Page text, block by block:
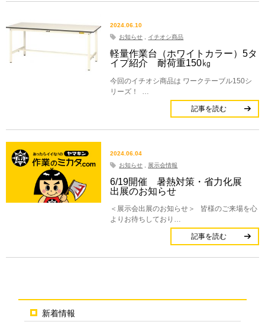
新着情報
2024.06.10
お知らせ , イチオシ商品
軽量作業台（ホワイトカラー）5タ
イプ紹介 耐荷重150㎏
今回のイチオシ商品は ワークテーブル150シ
リーズ！ …
記事を読む
2024.06.04
お知らせ
展示会情報
6/19開催 暑熱対策・省力化展
出展のお知らせ
＜展示会出展のお知らせ＞ 皆様のご来場を心
よりお待ちしており…
記事を読む